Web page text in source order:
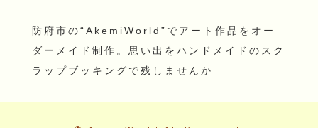
防府市の“AkemiWorld”でアート作品をオー
ダーメイド制作。思い出をハンドメイドのスク
ラップブッキングで残しませんか